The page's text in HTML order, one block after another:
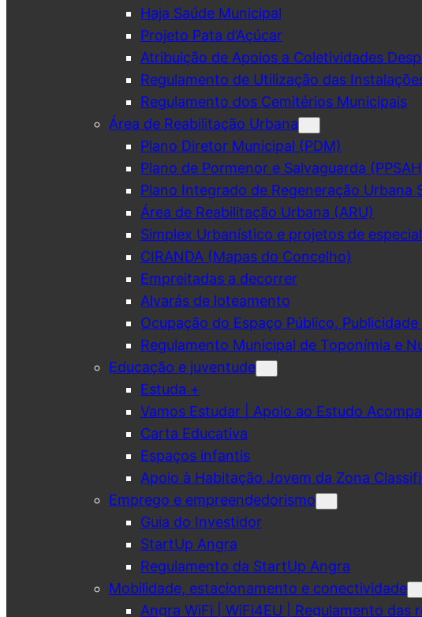
Haja Saúde Municipal
Projeto Pata d’Açúcar
Atribuição de Apoios a Coletividades
Regulamento de Utilização das
Regulamento dos Cemitérios Municipais
Área de Reabilitação Urbana
Plano Diretor Municipal (PDM)
Plano de Pormenor e Salvaguarda
Plano Integrado de Regeneração Urbana
Área de Reabilitação Urbana (ARU)
Simplex Urbanístico e projetos de
CIRANDA (Mapas do Concelho)
Empreitadas a decorrer
Alvarás de loteamento
Ocupação do Espaço Público,
Regulamento Municipal de Toponímia e
Educação e juventude
Estuda +
Vamos Estudar | Apoio ao Estudo
Carta Educativa
Espaços infantis
Apoio à Habitação Jovem da Zona
Emprego e empreendedorismo
Guia do Investidor
StartUp Angra
Regulamento da StartUp Angra
Mobilidade, estacionamento e conectividade
Angra WiFi | WiFi4EU | Regulamento